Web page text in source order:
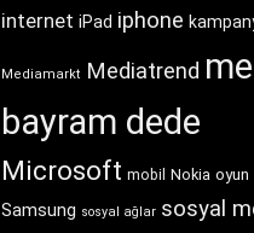
internet iPad iphone
Mediamarkt Mediatrend
bayram dede
Microsoft mobil Nokia oyun
Samsung sosyal ağlar sosyal